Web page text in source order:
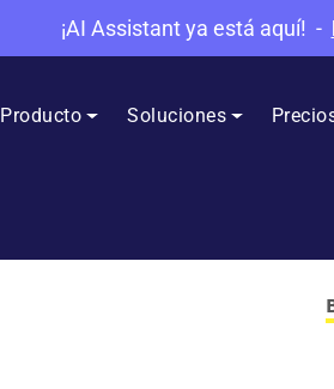
¡AI Assistant ya está aquí! -
Producto Soluciones